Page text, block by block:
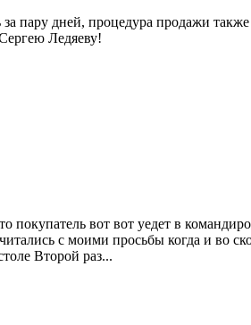
пару дней, процедура продажи
Ледяеву!
покупатель вот вот уедет в
с моими просьбы когда и во
Второй раз...